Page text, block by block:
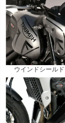
ウインドシール